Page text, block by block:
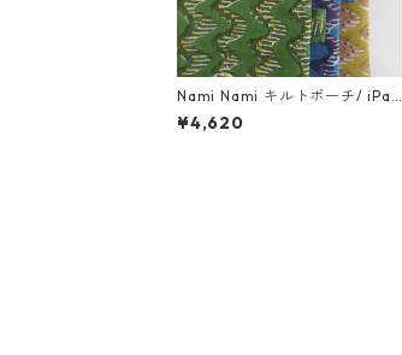
Nami Nami キルトポーチ/ iPad
10、11inch
¥4,620